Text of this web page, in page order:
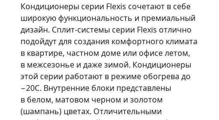
Кондиционеры серии Flexis сочетают в себе
широкую функциональность и премиальный
дизайн. Сплит-системы серии Flexis отлично
подойдут для создания комфортного климата
в квартире, частном доме или офисе летом,
в межсезонье и даже зимой. Кондиционеры
этой серии работают в режиме обогрева до
−20С. Внутренние блоки представлены
в белом, матовом черном и золотом
(шампань) цветах. Отличительными